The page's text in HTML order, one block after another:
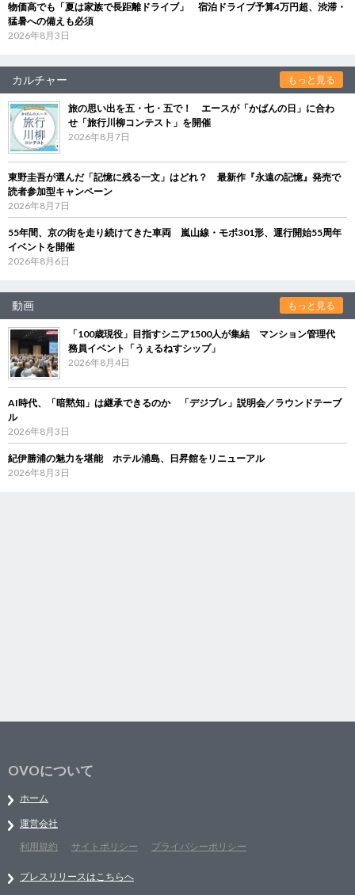
物価高でも「夏は家族で長距離ドライブ」 宿泊ドライブ予算4万円超、渋滞・
猛暑への備えも必須
2026年8月3日
カルチャー もっと見る
旅の思い出を五・七・五で！ エースが「かばんの日」に合わ
せ「旅行川柳コンテスト」を開催
2026年8月7日
東野圭吾が選んだ「記憶に残る一文」はどれ？ 最新作『永遠の記憶』発売で
読者参加型キャンペーン
2026年8月7日
55年間、京の街を走り続けてきた車両 嵐山線・モボ301形、運行開始55周年
イベントを開催
2026年8月6日
動画 もっと見る
「100歳現役」目指すシニア1500人が集結 マンション管理代
務員イベント「うぇるねすシップ」
2026年8月4日
AI時代、「暗黙知」は継承できるのか 「デジブレ」説明会／ラウンドテーブ
ル
2026年8月3日
紀伊勝浦の魅力を堪能 ホテル浦島、日昇館をリニューアル
2026年8月3日
OVOについて
ホーム
運営会社
利用規約
サイトポリシー プライバシーポリシー
プレスリリースはこちらへ